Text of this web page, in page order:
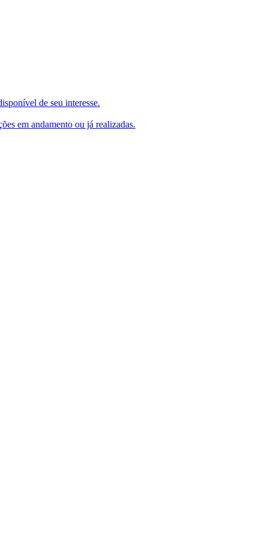
de seu interesse.
em andamento ou já realizadas.